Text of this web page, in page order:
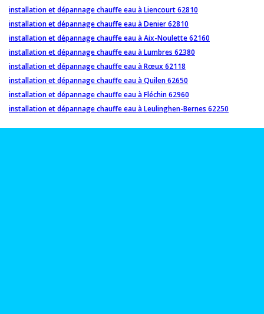
installation et dépannage chauffe eau à Liencourt 62810
installation et dépannage chauffe eau à Denier 62810
installation et dépannage chauffe eau à Aix-Noulette 62160
installation et dépannage chauffe eau à Lumbres 62380
installation et dépannage chauffe eau à Rœux 62118
installation et dépannage chauffe eau à Quilen 62650
installation et dépannage chauffe eau à Fléchin 62960
installation et dépannage chauffe eau à Leulinghen-Bernes 62250